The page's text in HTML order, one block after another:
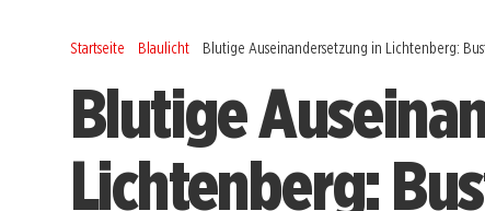
Startseite Blaulicht Blutige Auseinandersetzung in Lichtenberg:
Blutige
Lichtenberg: